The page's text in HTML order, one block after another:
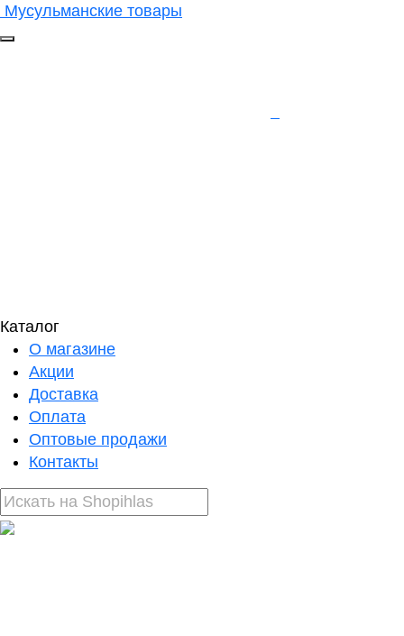
Мусульманские товары
Каталог
О магазине
Акции
Доставка
Оплата
Оптовые продажи
Контакты